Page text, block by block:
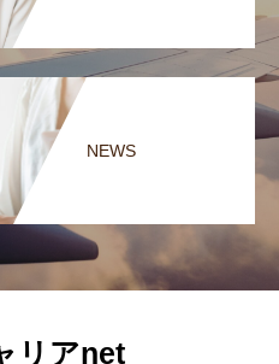
NEWS
リアnet